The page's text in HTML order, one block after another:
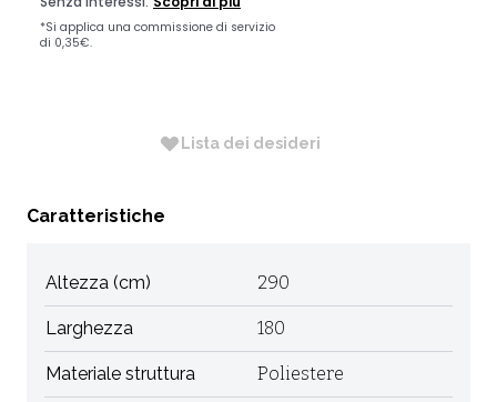
Lista dei desideri
Caratteristiche
Altezza (cm) 290
Larghezza 180
Materiale struttura Poliestere